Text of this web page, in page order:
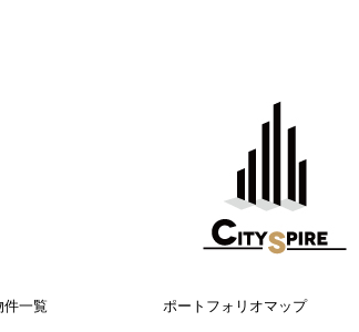
件一覧 ポートフォリオマップ